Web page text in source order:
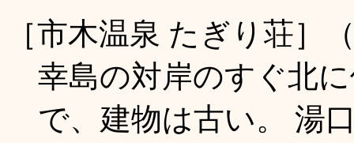
［市木温泉 たぎり荘］
幸島の対岸のすぐ北
で、建物は古い。 湯